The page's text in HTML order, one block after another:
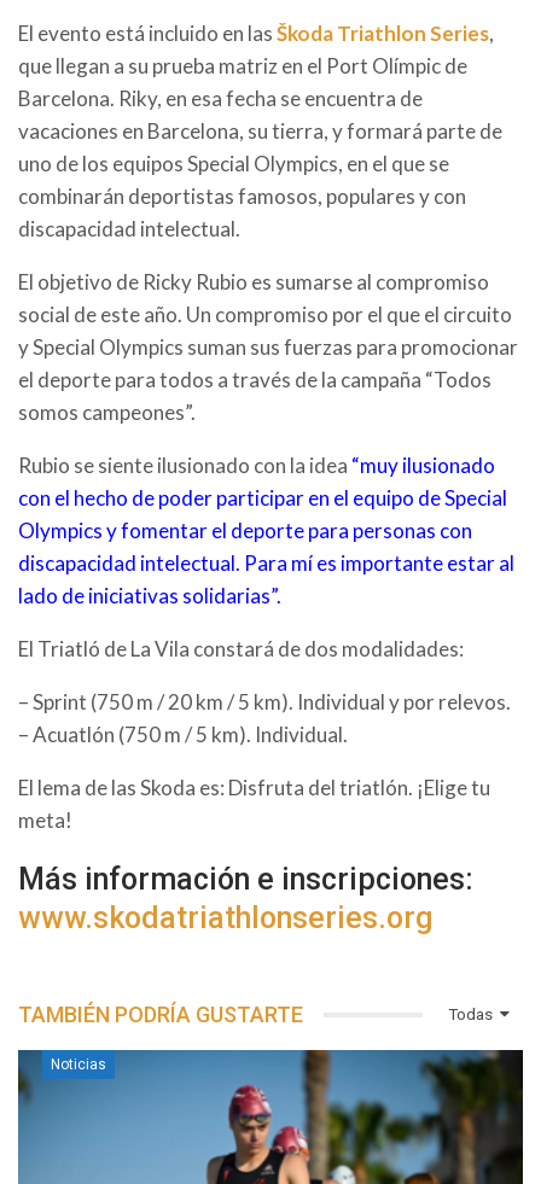
El evento está incluido en lasŠkoda Triathlon Series,
que llegan a su prueba matriz en el Port Olímpic de
Barcelona. Riky, en esa fecha se encuentra de
vacaciones en Barcelona, su tierra, y formará parte de
uno de los equipos Special Olympics, en el que se
combinarán deportistas famosos, populares y con
discapacidad intelectual.
El objetivo de Ricky Rubio es sumarse al compromiso
social de este año. Un compromiso por el que el circuito
y Special Olympics suman sus fuerzas para promocionar
el deporte para todos a través de la campaña “Todos
somos campeones”.
Rubio se siente ilusionado con la idea “muy ilusionado
con el hecho de poder participar en el equipo de Special
Olympics y fomentar el deporte para personas con
discapacidad intelectual. Para mí es importante estar al
lado de iniciativas solidarias”.
El Triatló de La Vila constará de dos modalidades:
– Sprint (750 m / 20 km / 5 km). Individual y por relevos.
– Acuatlón (750 m / 5 km). Individual.
El lema de las Skoda es: Disfruta del triatlón. ¡Elige tu
meta!
Más información e inscripciones:
www.skodatriathlonseries.org
Todas
TAMBIÉN PODRÍA GUSTARTE
Noticias